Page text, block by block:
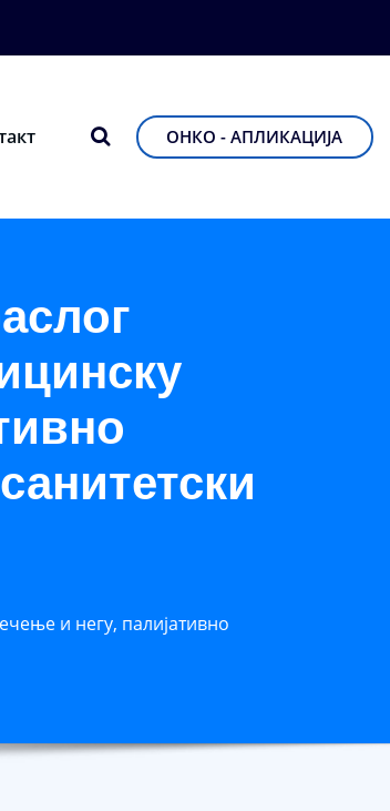
ОНКО - АПЛИКАЦИЈА
и негу, палијативно